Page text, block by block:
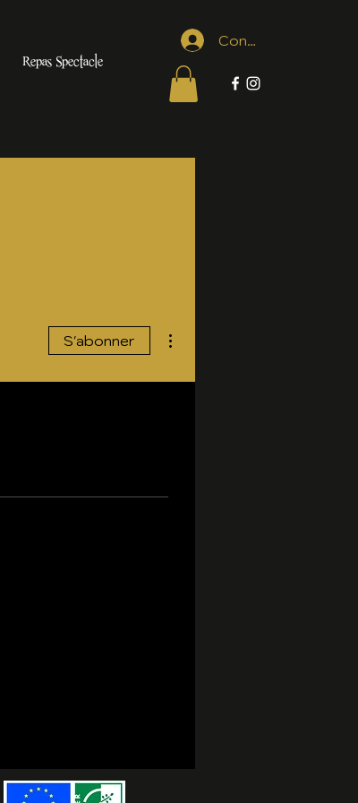
Connexion
Repas Spectacle
S'abonner